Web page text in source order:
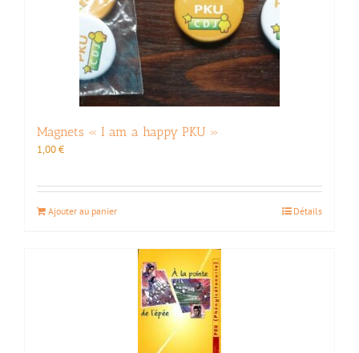
Magnets « I am a happy PKU »
1,00€
Ajouter au panier Détails